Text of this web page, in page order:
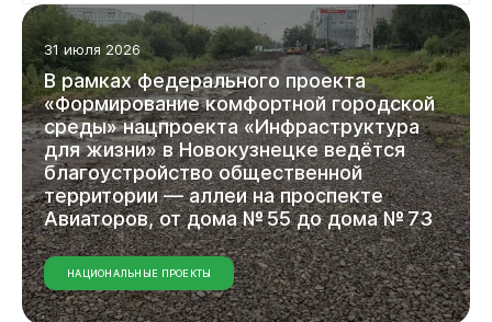
31 июля 2026
Врамкахфедерального проекта
«Формированиекомфортнойгородской
среды»нацпроекта«Инфраструктура
дляжизни»вНовокузнецкеведётся
благоустройствообщественной
территории—аллеинапроспекте
Авиаторов,отдома№ 55додома№ 73
НАЦИОНАЛЬНЫЕ ПРОЕКТЫ